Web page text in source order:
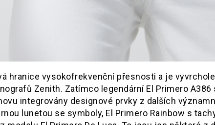
hranice vysokofrekvenční přesnosti a je
Zenith. Zatímco legendární El Primero A386
integrovány designové prvky z dalších
lunetou se symboly, El Primero Rainbow s